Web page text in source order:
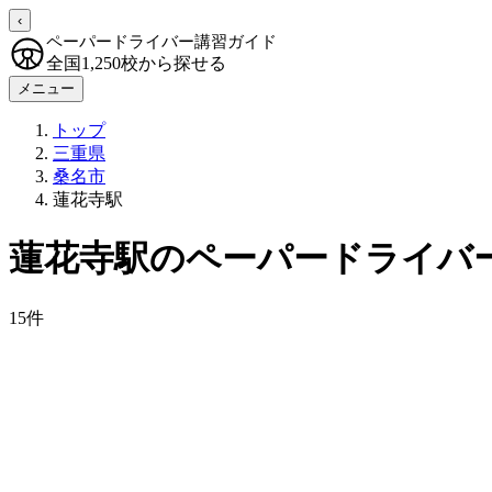
‹
ペーパードライバー講習ガイド
全国1,250校から探せる
メニュー
トップ
三重県
桑名市
蓮花寺駅
蓮花寺駅のペーパードライバ
15件